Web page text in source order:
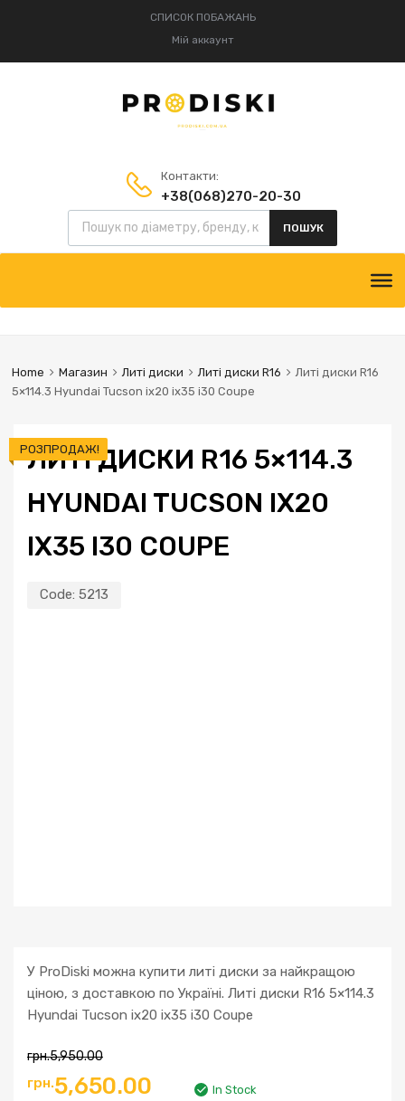
СПИСОК ПОБАЖАНЬ
Мій аккаунт
Контакти:
+38(068)270-20-30
+38(095)834-52-75
Пошук товарів
ПОШУК
content
Home Магазин Литі диски Литі диски R16
Литі диски R16
5×114.3 Hyundai Tucson ix20 ix35 i30 Coupe
ЛИТІ ДИСКИ R16 5×114.3
HYUNDAI TUCSON IX20
IX35 I30 COUPE
Code: 5213
РОЗПРОДАЖ!
У ProDiski можна купити литі диски за найкращою
ціною, з доставкою по Україні. Литі диски R16 5×114.3
Hyundai Tucson ix20 ix35 i30 Coupe
грн.5,950.00
Оригінальна
грн.5,650.00 Поточна
In Stock